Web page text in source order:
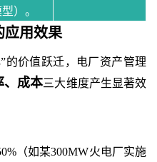
）。
应用效果
的价值跃迁，
电厂资产管理
、成本三大维度产生显著效
（如某300MW火电厂实施